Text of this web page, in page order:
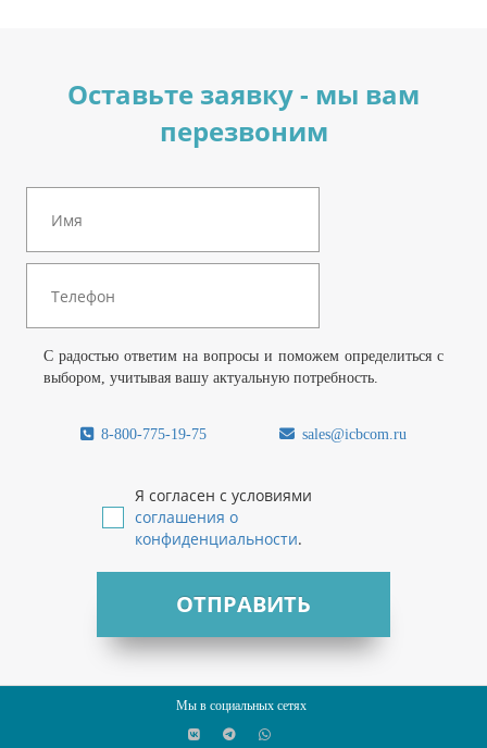
Оставьте заявку - мы вам
перезвоним
С радостью ответим на вопросы и поможем определиться с
выбором, учитывая вашу актуальную потребность.
8-800-775-19-75 sales@icbcom.ru
Я согласен с условиями
соглашения о
конфиденциальности.
ОТПРАВИТЬ
Мы в социальных сетях